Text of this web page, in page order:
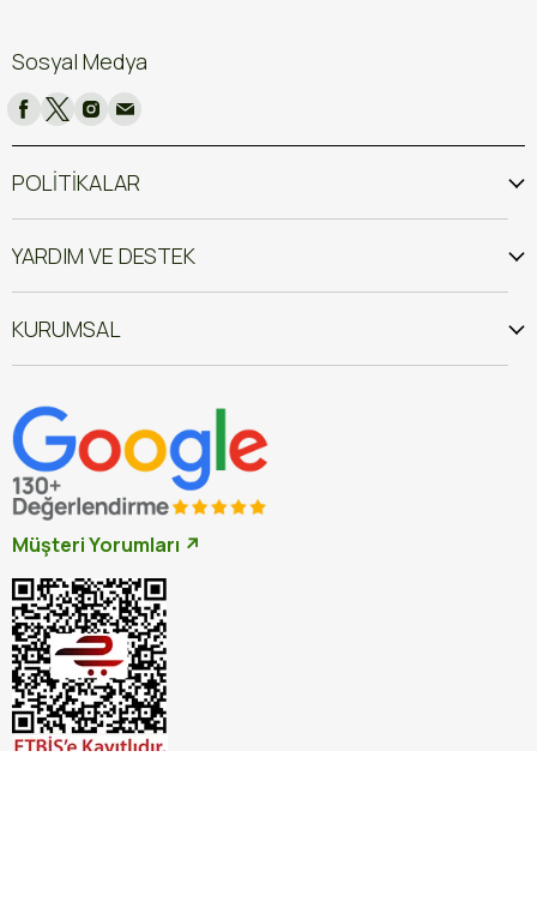
Sosyal Medya
POLİTİKALAR
YARDIM VE DESTEK
KURUMSAL
Müşteri Yorumları ↗